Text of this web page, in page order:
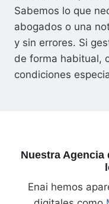
Sabemos lo que
abogados o una
y sin errores. Si
de forma habitual,
condiciones
Nuestra Agencia
Enai hemos